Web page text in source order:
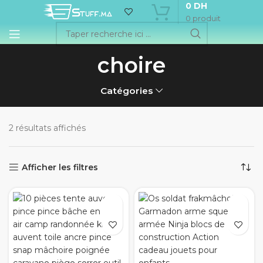
0 produit
0 DH
choire
Catégories
2 résultats affichés
Afficher les filtres